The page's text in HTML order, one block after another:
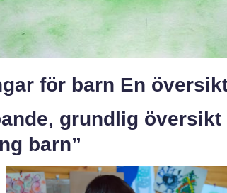
för barn En
grundlig översikt
barn”